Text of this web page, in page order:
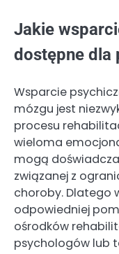
Jakie
dostępne dla
Wsparcie
mózgu jest
procesu
wieloma
mogą
związanej z
choroby. Dlatego
odpowiedniej
ośrodków
psychologów lub